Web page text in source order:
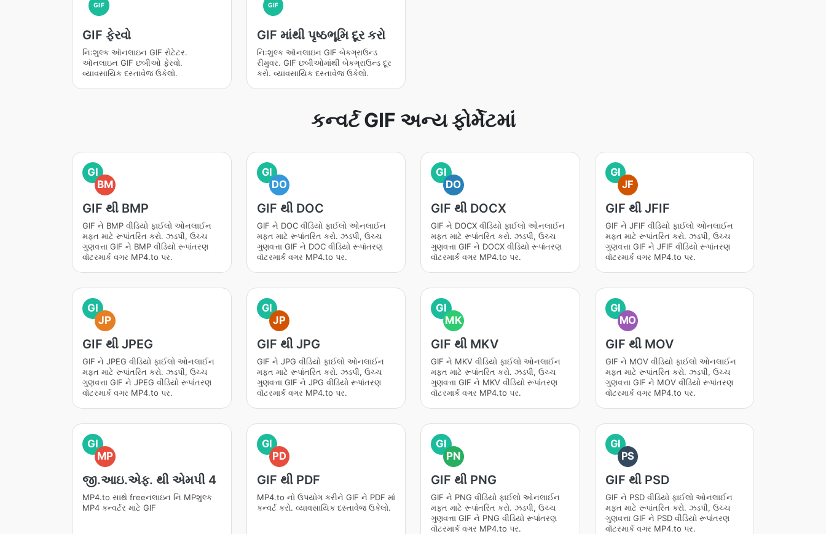
GIF
GIF ફેરવો
નિઃશુલ્ક ઑનલાઇન GIF રોટેટર.
ઑનલાઇન GIF છબીઓ ફેરવો.
વ્યાવસાયિક દસ્તાવેજ ઉકેલો.
GIF
GIF માંથી પૃષ્ઠભૂમિ દૂર કરો
નિઃશુલ્ક ઑનલાઇન GIF બેકગ્રાઉન્ડ
રીમુવર. GIF છબીઓમાંથી બેકગ્રાઉન્ડ દૂર
કરો. વ્યાવસાયિક દસ્તાવેજ ઉકેલો.
કન્વર્ટ GIF અન્ય ફોર્મેટમાં
GI
BM
GIF થી BMP
GIF ને BMP વીડિયો ફાઈલો ઓનલાઈન
મફત માટે રૂપાંતરિત કરો. ઝડપી, ઉચ્ચ
ગુણવત્તા GIF ને BMP વીડિયો રૂપાંતરણ
વૉટરમાર્ક વગર MP4.to પર.
GI
DO
GIF થી DOC
GIF ને DOC વીડિયો ફાઈલો ઓનલાઈન
મફત માટે રૂપાંતરિત કરો. ઝડપી, ઉચ્ચ
ગુણવત્તા GIF ને DOC વીડિયો રૂપાંતરણ
વૉટરમાર્ક વગર MP4.to પર.
GI
DO
GIF થી DOCX
GIF ને DOCX વીડિયો ફાઈલો ઓનલાઈન
મફત માટે રૂપાંતરિત કરો. ઝડપી, ઉચ્ચ
ગુણવત્તા GIF ને DOCX વીડિયો રૂપાંતરણ
વૉટરમાર્ક વગર MP4.to પર.
GI
JF
GIF થી JFIF
GIF ને JFIF વીડિયો ફાઈલો ઓનલાઈન
મફત માટે રૂપાંતરિત કરો. ઝડપી, ઉચ્ચ
ગુણવત્તા GIF ને JFIF વીડિયો રૂપાંતરણ
વૉટરમાર્ક વગર MP4.to પર.
GI
JP
GIF થી JPEG
GIF ને JPEG વીડિયો ફાઈલો ઓનલાઈન
મફત માટે રૂપાંતરિત કરો. ઝડપી, ઉચ્ચ
ગુણવત્તા GIF ને JPEG વીડિયો રૂપાંતરણ
વૉટરમાર્ક વગર MP4.to પર.
GI
JP
GIF થી JPG
GIF ને JPG વીડિયો ફાઈલો ઓનલાઈન
મફત માટે રૂપાંતરિત કરો. ઝડપી, ઉચ્ચ
ગુણવત્તા GIF ને JPG વીડિયો રૂપાંતરણ
વૉટરમાર્ક વગર MP4.to પર.
GI
MK
GIF થી MKV
GIF ને MKV વીડિયો ફાઈલો ઓનલાઈન
મફત માટે રૂપાંતરિત કરો. ઝડપી, ઉચ્ચ
ગુણવત્તા GIF ને MKV વીડિયો રૂપાંતરણ
વૉટરમાર્ક વગર MP4.to પર.
GI
MO
GIF થી MOV
GIF ને MOV વીડિયો ફાઈલો ઓનલાઈન
મફત માટે રૂપાંતરિત કરો. ઝડપી, ઉચ્ચ
ગુણવત્તા GIF ને MOV વીડિયો રૂપાંતરણ
વૉટરમાર્ક વગર MP4.to પર.
GI
MP
જી.આઇ.એફ. થી એમપી 4
MP4.to સાથે freeનલાઇન નિ MPશુલ્ક
MP4 કન્વર્ટર માટે GIF
GI
PD
GIF થી PDF
MP4.to નો ઉપયોગ કરીને GIF ને PDF માં
કન્વર્ટ કરો. વ્યાવસાયિક દસ્તાવેજ ઉકેલો.
GI
PN
GIF થી PNG
GIF ને PNG વીડિયો ફાઈલો ઓનલાઈન
મફત માટે રૂપાંતરિત કરો. ઝડપી, ઉચ્ચ
ગુણવત્તા GIF ને PNG વીડિયો રૂપાંતરણ
વૉટરમાર્ક વગર MP4.to પર.
GI
PS
GIF થી PSD
GIF ને PSD વીડિયો ફાઈલો ઓનલાઈન
મફત માટે રૂપાંતરિત કરો. ઝડપી, ઉચ્ચ
ગુણવત્તા GIF ને PSD વીડિયો રૂપાંતરણ
વૉટરમાર્ક વગર MP4.to પર.